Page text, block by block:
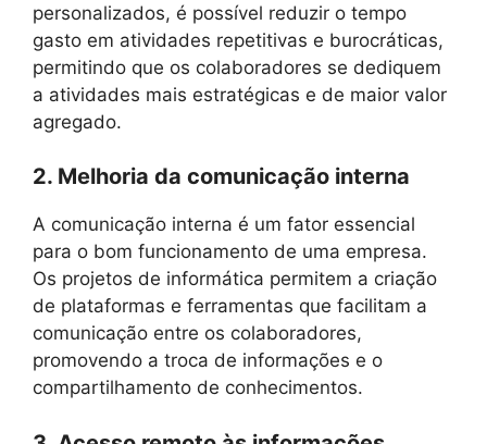
personalizados, é possível reduzir o tempo
gasto em atividades repetitivas e burocráticas,
permitindo que os colaboradores se dediquem
a atividades mais estratégicas e de maior valor
agregado.
2. Melhoria da comunicação interna
A comunicação interna é um fator essencial
para o bom funcionamento de uma empresa.
Os projetos de informática permitem a criação
de plataformas e ferramentas que facilitam a
comunicação entre os colaboradores,
promovendo a troca de informações e o
compartilhamento de conhecimentos.